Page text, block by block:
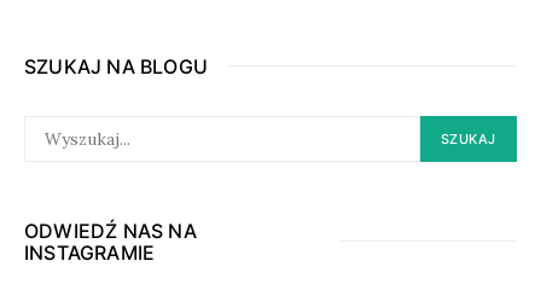
SZUKAJ NA BLOGU
FOR:
SZUKAJ
ODWIEDŹ NAS NA
INSTAGRAMIE